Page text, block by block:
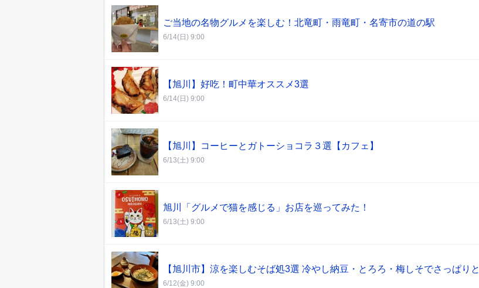
ご当地の名物グルメを楽しむ！北竜町・雨竜町・名寄市の道の駅
6/14(日) 9:00
【旭川】好吃！町中華オススメ3選
6/14(日) 9:00
【旭川】コーヒーとガトーショコラ３選【カフェ】
6/13(土) 9:00
旭川「グルメで猫を感じる」お店を巡ってみた！
6/13(土) 9:00
【旭川市】涼を楽しむそば処3選 冷やし納豆・とろろ・梅しそでさっぱりと
6/12(金) 9:00